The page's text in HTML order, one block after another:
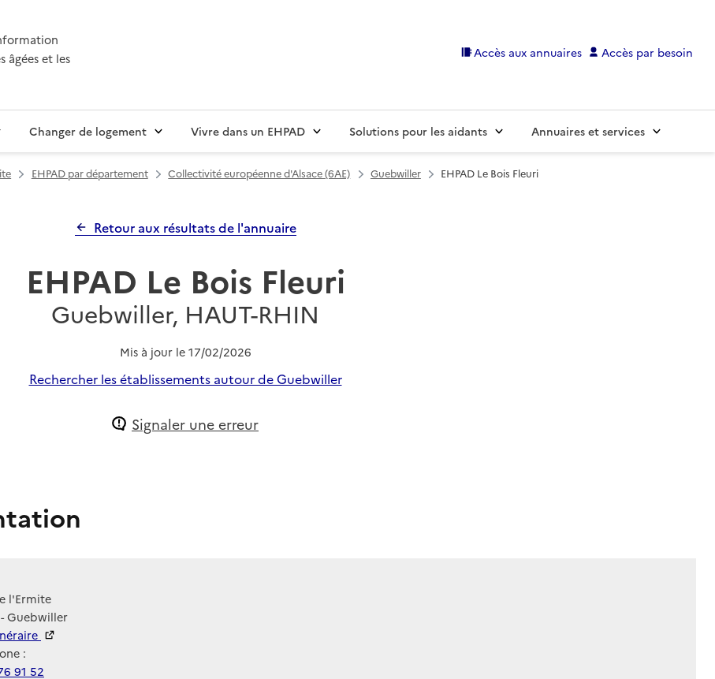
âgées et les
Accès aux annuaires Accès par besoin
Changer de logement Vivre dans un EHPAD Solutions pour les aidants Annuaires et services
EHPAD par département Collectivité européenne d'Alsace (6AE) Guebwiller EHPAD Le Bois Fleuri
Retour aux résultats de l'annuaire
EHPAD Le Bois Fleuri
Guebwiller, HAUT-RHIN
Mis à jour le 17/02/2026
Rechercher les établissements autour de Guebwiller
Signaler une erreur
l'Ermite
Guebwiller
:
91 52